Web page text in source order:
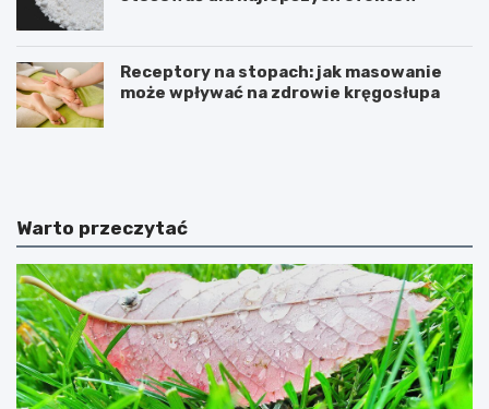
Receptory na stopach: jak masowanie
może wpływać na zdrowie kręgosłupa
U
j
n
a
c
y
t
r
u
s
T
e
n
i
e
s
k
r
z
a
Warto przeczytać